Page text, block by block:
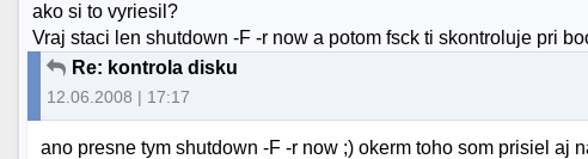
ako si to vyriesil?
Vraj staci len shutdown -F -r now a potom fsck ti skontroluje pri
Re: kontrola disku
12.06.2008 | 17:17
ano presne tym shutdown -F -r now ;) okerm toho som prisiel aj